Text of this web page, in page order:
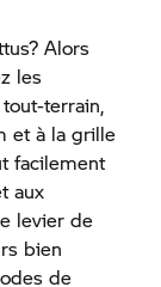
Alors
les
terrain,
et à la grille
facilement
aux
levier de
bien
de